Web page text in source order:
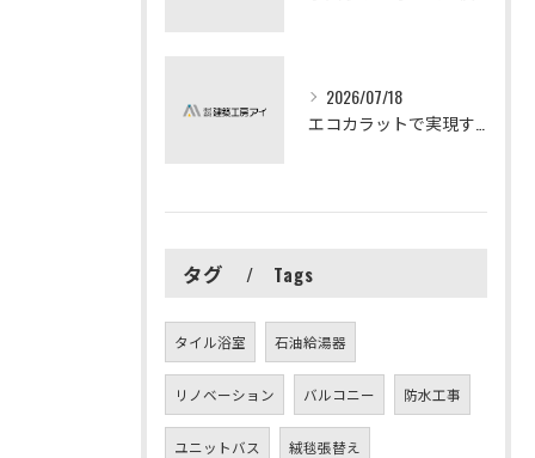
2026/07/18
タグ Tags
タイル浴室 石油給湯器
リノベーション バルコニー 防水工事
ユニットバス 絨毯張替え